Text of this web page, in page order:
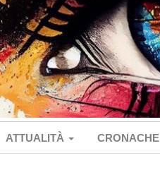
ATTUALITÀ CRONACHE